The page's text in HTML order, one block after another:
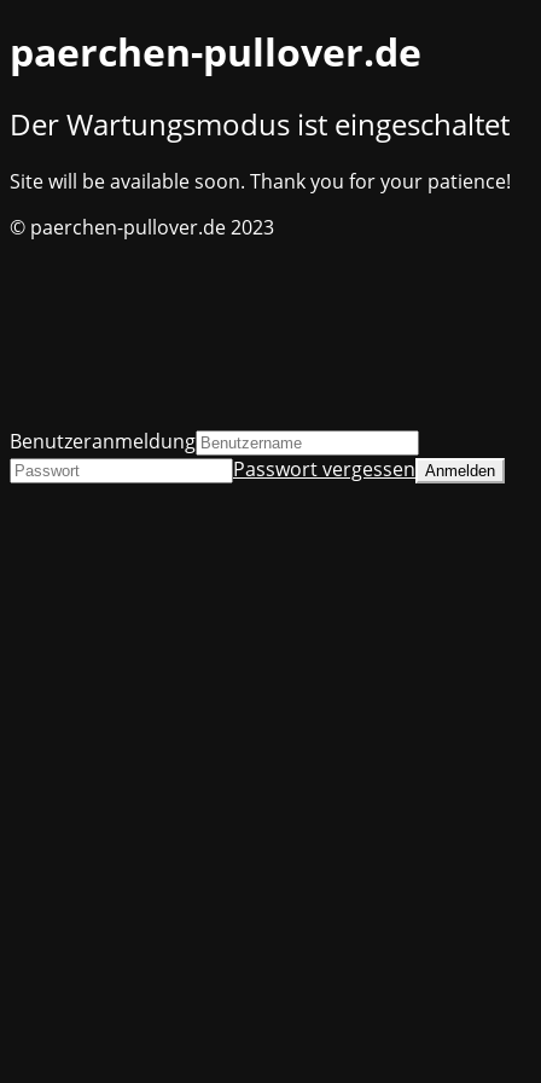
paerchen-pullover.de
Der Wartungsmodus ist eingeschaltet
Site will be available soon. Thank you for your patience!
© paerchen-pullover.de 2023
Benutzeranmeldung
Passwort vergessen